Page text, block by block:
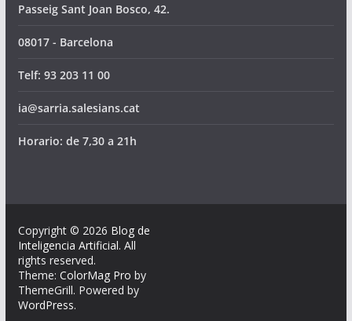
Passeig Sant Joan Bosco, 42.
08017 - Barcelona
Telf: 93 203 11 00
ia@sarria.salesians.cat
Horario: de 7,30 a 21h
Copyright © 2026 Blog de
Inteligencia Artificial. All
rights reserved.
Theme: ColorMag Pro by
ThemeGrill. Powered by
WordPress.